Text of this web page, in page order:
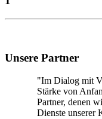
Unsere Partner
"Im Dialog mit
Stärke von
Partner, denen
Dienste unserer